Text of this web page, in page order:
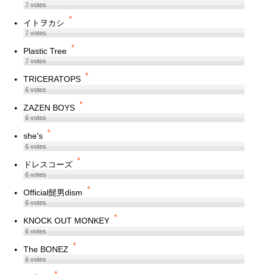
7votes
イトヲカシ *
7votes
Plastic Tree *
7votes
TRICERATOPS *
6votes
ZAZEN BOYS *
6votes
she's *
6votes
ドレスコーズ *
6votes
Official髭男dism *
6votes
KNOCK OUT MONKEY *
6votes
The BONEZ *
6votes